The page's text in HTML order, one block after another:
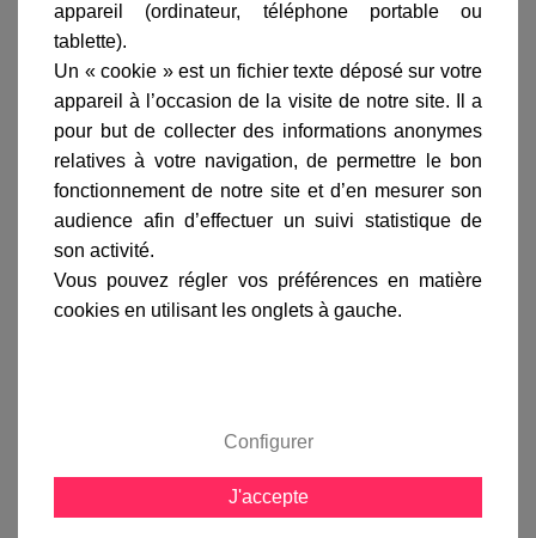
marque
livraison
gamme complète
En savoir plus sur :
Gris métal-Roger Pradier
Lelampadaire Belcour 2 lumièresest équipé de 2
d'ampoules LED ou à économie d'énergie en prenant
garde de ne pas dépasser 140 mm de long, ou des
ampoules halogènes de 60 watts max.
appareil (ordinateur, téléphone portable ou
tablette).
Un « cookie » est un fichier texte déposé sur votre
appareil à l’occasion de la visite de notre site. Il a
pour but de collecter des informations anonymes
relatives à votre navigation, de permettre le bon
fonctionnement de notre site et d’en mesurer son
audience afin d’effectuer un suivi statistique de
son activité.
Vous pouvez régler vos préférences en matière
cookies en utilisant les onglets à gauche.
Configurer
J'accepte